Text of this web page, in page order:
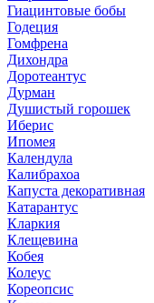
Гиацинтовые бобы
Годеция
Гомфрена
Дихондра
Доротеантус
Дурман
Душистый горошек
Иберис
Ипомея
Календула
Калибрахоа
Капуста декоративная
Катарантус
Кларкия
Клещевина
Кобея
Колеус
Кореопсис